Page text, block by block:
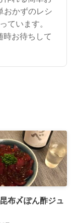
おかずのレシ
ています。
時お待ちして
布〆ぽん酢ジュ